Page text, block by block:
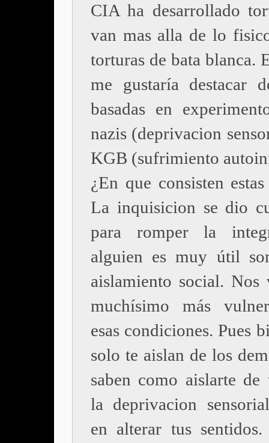
CIA ha desarrollado
van mas alla de lo
torturas de bata blanca.
me gustaría destacar
basadas en
nazis (deprivacion
KGB (sufrimiento
¿En que consisten
La inquisicion se dio
para romper la
alguien es muy útil
aislamiento social. Nos
muchísimo más
esas condiciones. Pues
solo te aislan de los
saben como aislarte
la deprivacion
en alterar tus